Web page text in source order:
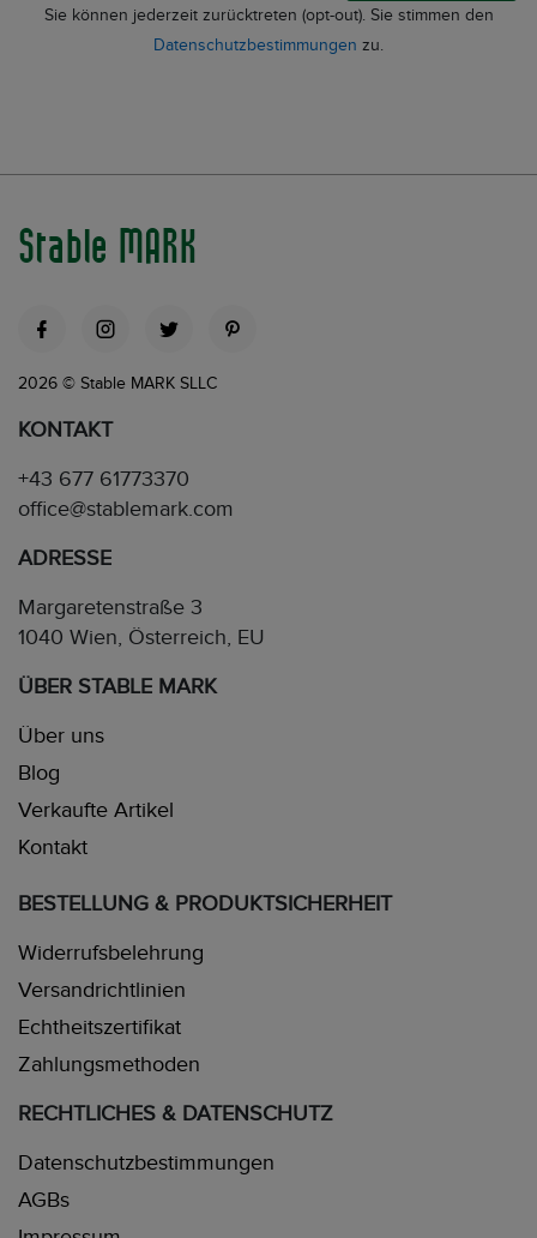
Sie können jederzeit zurücktreten (opt-out). Sie stimmen den
Datenschutzbestimmungen zu.
Stable MARK
2026 © Stable MARK SLLC
KONTAKT
+43 677 61773370
office@stablemark.com
ADRESSE
Margaretenstraße 3
1040 Wien, Österreich, EU
ÜBER STABLE MARK
Über uns
Blog
Verkaufte Artikel
Kontakt
BESTELLUNG & PRODUKTSICHERHEIT
Widerrufsbelehrung
Versandrichtlinien
Echtheitszertifikat
Zahlungsmethoden
RECHTLICHES & DATENSCHUTZ
Datenschutzbestimmungen
AGBs